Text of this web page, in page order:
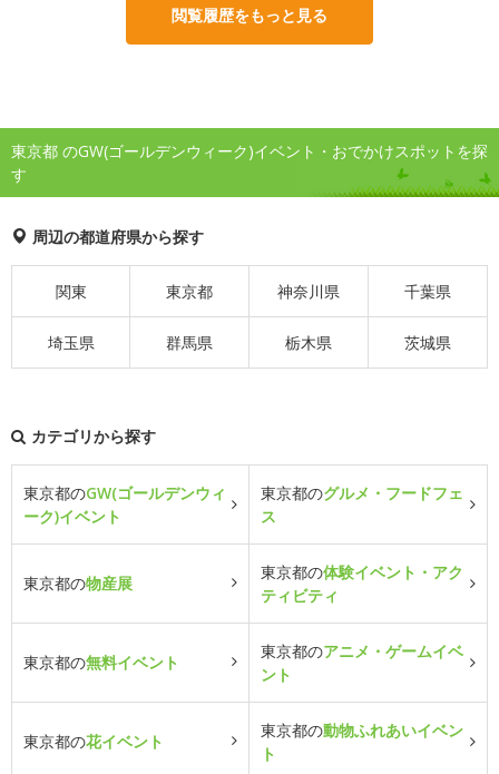
閲覧履歴をもっと見る
東京都 のGW(ゴールデンウィーク)イベント・おでかけスポットを探
す
周辺の都道府県から探す
関東 東京都 神奈川県 千葉県
埼玉県 群馬県 栃木県 茨城県
カテゴリから探す
東京都のGW(ゴールデンウィ
ーク)イベント
東京都のグルメ・フードフェ
ス
東京都の物産展
東京都の体験イベント・アク
ティビティ
東京都の無料イベント
東京都のアニメ・ゲームイベ
ント
東京都の花イベント
東京都の動物ふれあいイベン
ト